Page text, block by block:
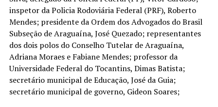
inspetor da Policia Rodoviária Federal (PRF), Roberto
Mendes; presidente da Ordem dos Advogados do Brasil
Subseção de Araguaína, José Quezado; representantes
dos dois polos do Conselho Tutelar de Araguaína,
Adriana Moraes e Fabiane Mendes; professor da
Universidade Federal do Tocantins, Dimas Batista;
secretário municipal de Educação, José da Guia;
secretário municipal de governo, Gideon Soares;